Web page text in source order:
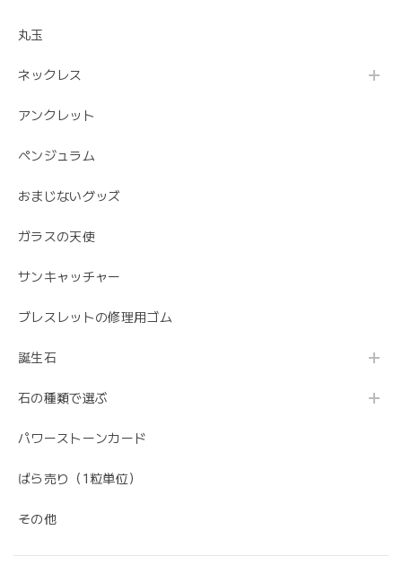
丸玉
ネックレス
アンクレット
ペンジュラム
おまじないグッズ
ガラスの天使
サンキャッチャー
ブレスレットの修理用ゴム
誕生石
石の種類で選ぶ
パワーストーンカード
ばら売り（1粒単位）
その他